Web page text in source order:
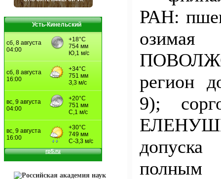
Усть-Кинельский
РАН:
озимая
регион
9);
полным